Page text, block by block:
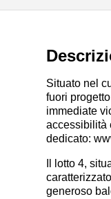
Situato nel
fuori
immediate
accessibilità
dedicato:
Il lotto 4,
generoso